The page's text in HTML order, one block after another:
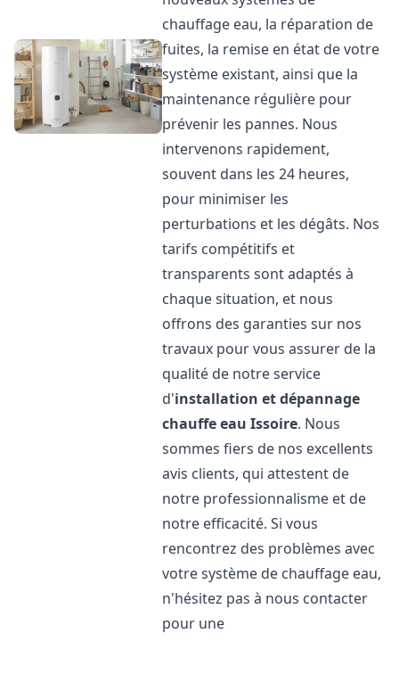
chauffage eau, la réparation de
fuites, la remise en état de votre
système existant, ainsi que la
maintenance régulière pour
prévenir les pannes. Nous
intervenons rapidement,
souvent dans les 24 heures,
pour minimiser les
perturbations et les dégâts. Nos
tarifs compétitifs et
transparents sont adaptés à
chaque situation, et nous
offrons des garanties sur nos
travaux pour vous assurer de la
qualité de notre service
d'installation et dépannage
chauffe eau Issoire. Nous
sommes fiers de nos excellents
avis clients, qui attestent de
notre professionnalisme et de
notre efficacité. Si vous
rencontrez des problèmes avec
votre système de chauffage eau,
n'hésitez pas à nous contacter
pour une